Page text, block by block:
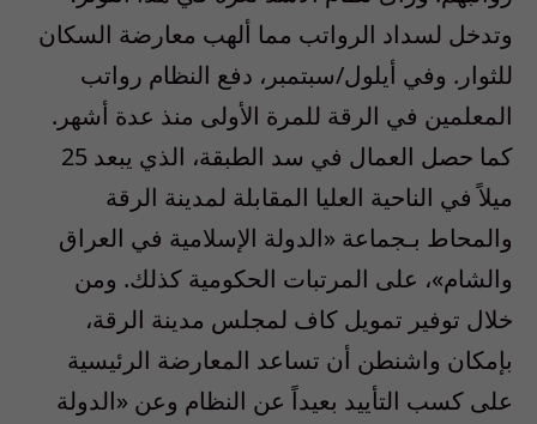
وتدخل لسداد الرواتب مما ألهب معارضة السكان
للثوار. وفي أيلول/سبتمبر، دفع النظام رواتب
المعلمين في الرقة للمرة الأولى منذ عدة أشهر.
كما حصل العمال في سد الطبقة، الذي يبعد 25
ميلاً في الناحية العليا المقابلة لمدينة الرقة
والمحاط بـجماعة «الدولة الإسلامية في العراق
والشام»، على المرتبات الحكومية كذلك. ومن
خلال توفير تمويل كاف لمجلس مدينة الرقة،
بإمكان واشنطن أن تساعد المعارضة الرئيسية
على كسب التأييد بعيداً عن النظام وعن «الدولة